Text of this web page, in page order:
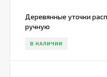
Деревянные уточки
ручную
В НАЛИЧИИ